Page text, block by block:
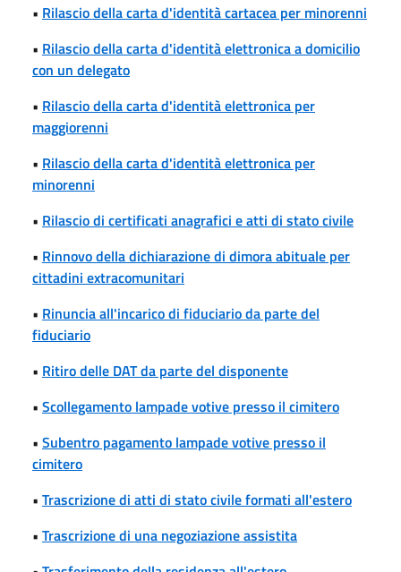
• Rilascio della carta d'identità cartacea per minorenni
• Rilascio della carta d'identità elettronica a domicilio
con un delegato
• Rilascio della carta d'identità elettronica per
maggiorenni
• Rilascio della carta d'identità elettronica per
minorenni
• Rilascio di certificati anagrafici e atti di stato civile
• Rinnovo della dichiarazione di dimora abituale per
cittadini extracomunitari
• Rinuncia all'incarico di fiduciario da parte del
fiduciario
• Ritiro delle DAT da parte del disponente
• Scollegamento lampade votive presso il cimitero
• Subentro pagamento lampade votive presso il
cimitero
• Trascrizione di atti di stato civile formati all'estero
• Trascrizione di una negoziazione assistita